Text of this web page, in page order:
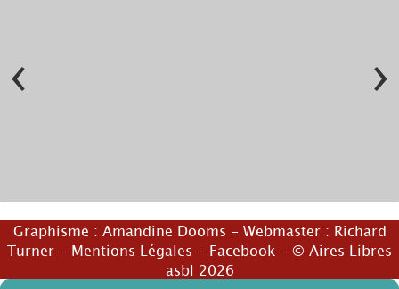
© Alex Allison
‹ ›
Graphisme : Amandine Dooms - Webmaster : Richard
Turner - Mentions Légales - Facebook - © Aires Libres
asbl 2026